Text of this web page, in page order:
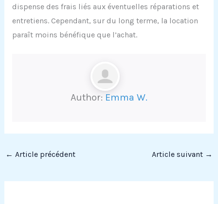
dispense des frais liés aux éventuelles réparations et
entretiens. Cependant, sur du long terme, la location
paraît moins bénéfique que l’achat.
Author: Emma W.
← Article précédent Article suivant →